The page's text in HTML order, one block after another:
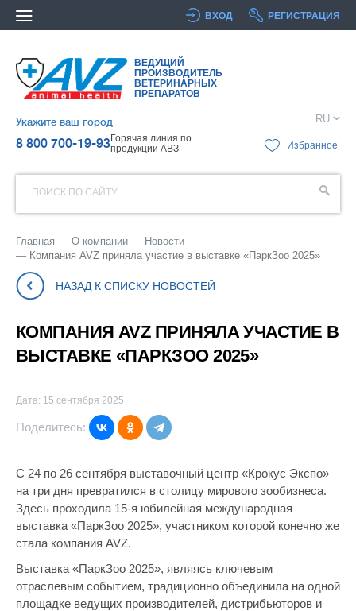
ВХОД РЕГИСТРАЦИЯ
ВЕДУЩИЙ
ПРОИЗВОДИТЕЛЬ
ВЕТЕРИНАРНЫХ
ПРЕПАРАТОВ
Укажите ваш город
8 800 700-19-93Горячая линия по
продукции АВЗ
RU
Избранное
ПОИСК ПО САЙТУ
Главная О компании
Новости
Компания AVZ приняла участие в выставке «ПаркЗоо 2025»
НАЗАД К СПИСКУ НОВОСТЕЙ
КОМПАНИЯ AVZ ПРИНЯЛА УЧАСТИЕ В
ВЫСТАВКЕ «ПАРКЗОО 2025»
Дата: 15 сентября 2025
Поделитесь:
С 24 по 26 сентября выставочный центр «Крокус Экспо»
на три дня превратился в столицу мирового зообизнеса.
Здесь проходила 15-я юбилейная международная
выставка «ПаркЗоо 2025», участником которой конечно же
стала компания AVZ.
Выставка «ПаркЗоо 2025», являясь ключевым
отраслевым событием, традиционно объединила на одной
площадке ведущих производителей, дистрибьюторов и